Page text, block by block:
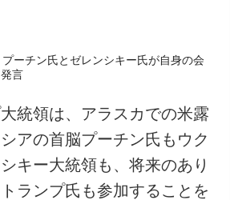
統領は、アラスカでの米露
アの首脳プーチン氏もウク
キー大統領も、将来のあり
ランプ氏も参加することを